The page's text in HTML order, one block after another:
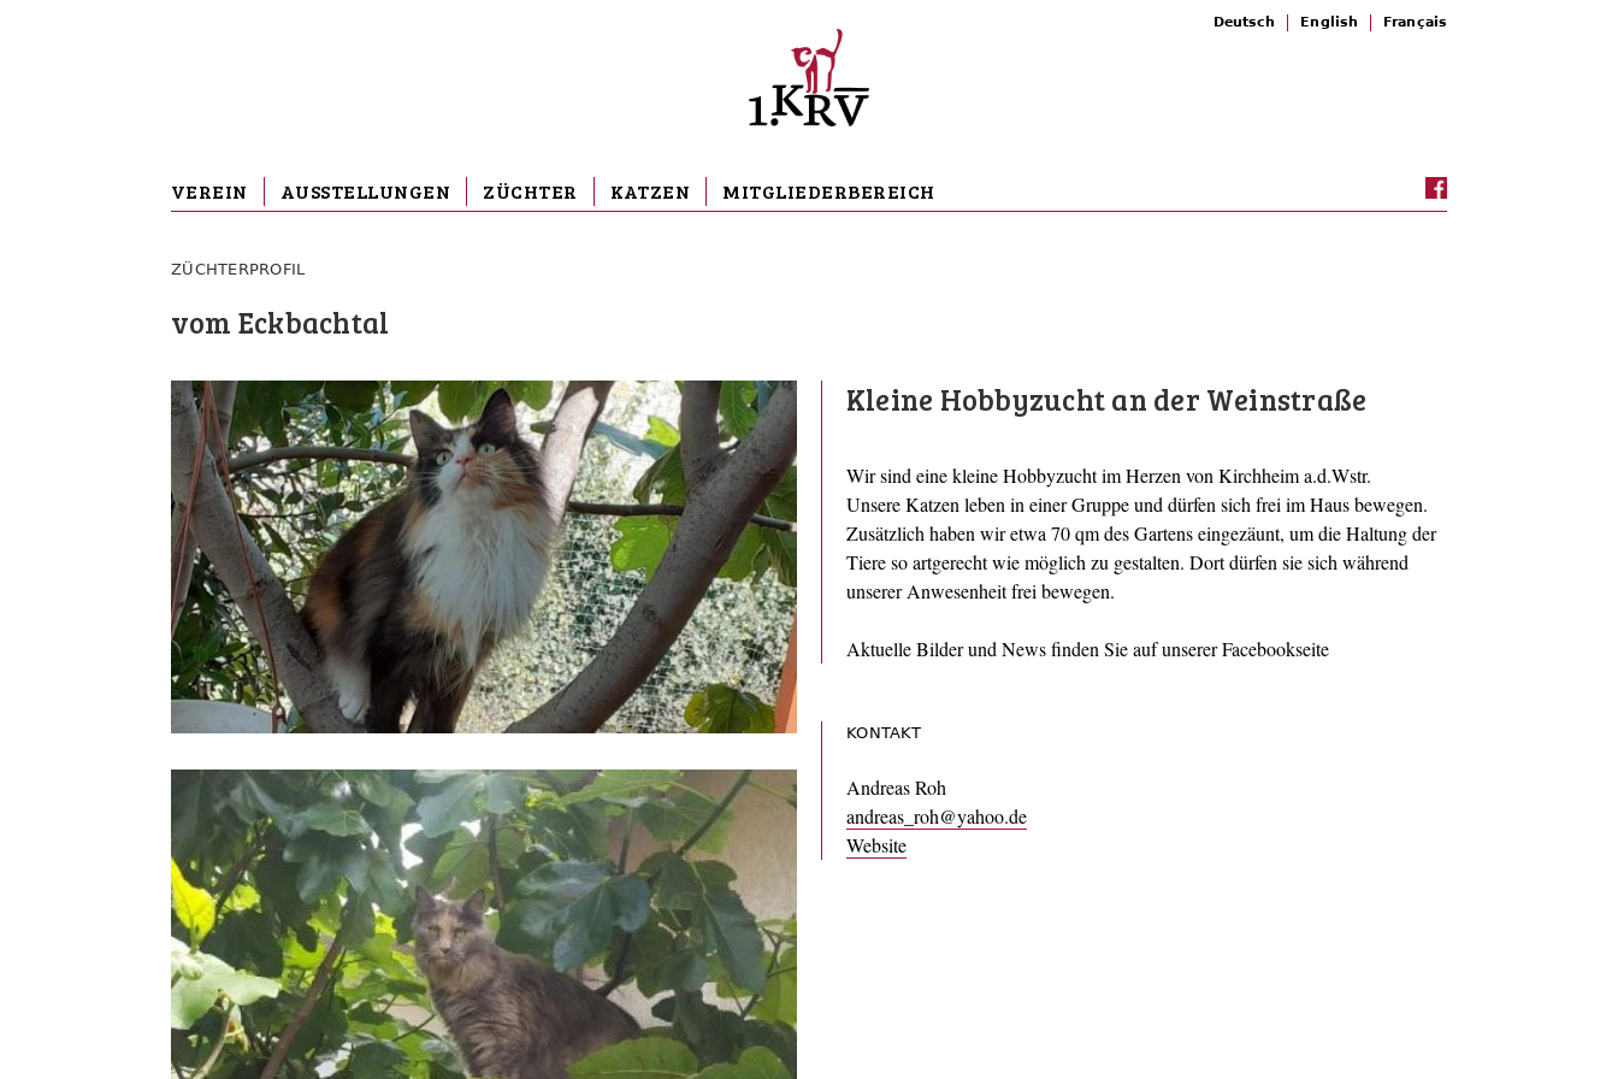
VEREIN AUSSTELLUNGEN ZÜCHTER KATZEN MITGLIEDERBEREICH
Deutsch English Français
ZÜCHTERPROFIL
vom Eckbachtal
Kleine Hobbyzucht an der Weinstraße
Wir sind eine kleine Hobbyzucht im Herzen von Kirchheim a.d.Wstr.
Unsere Katzen leben in einer Gruppe und dürfen sich frei im Haus bewegen.
Zusätzlich haben wir etwa 70 qm des Gartens eingezäunt, um die Haltung der
Tiere so artgerecht wie möglich zu gestalten. Dort dürfen sie sich während
unserer Anwesenheit frei bewegen.
Aktuelle Bilder und News finden Sie auf unserer Facebookseite
KONTAKT
Andreas Roh
andreas_roh@yahoo.de
Website